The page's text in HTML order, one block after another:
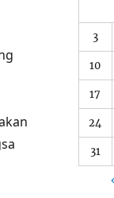
3
10
17
24
31